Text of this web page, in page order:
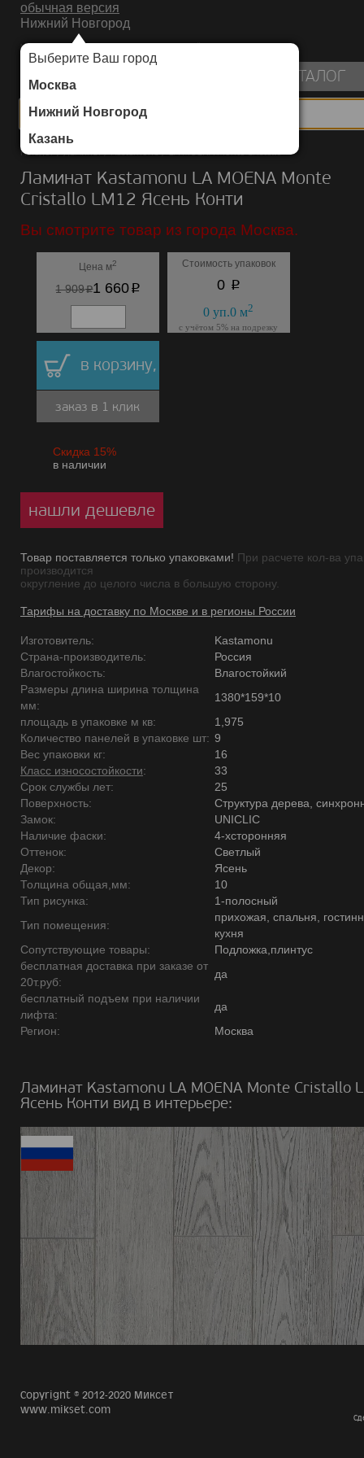
обычная версия
Нижний Новгород
Выберите Ваш город
Москва
Нижний Новгород
Казань
ИНТЕРНЕТ-МАГАЗИН НАПОЛЬНЫХ ПОКРЫТИЙ
КАТАЛОГ
Каталог/Ламинат/Kastamonu/LA MOENA Monte Cristallo
Ламинат Kastamonu LA MOENA Monte
Cristallo LM12 Ясень Конти
Вы смотрите товар из города Москва.
Цена м2
1 909p1 660p
Стоимость упаковок
0 p
0 уп.0 м2
с учётом 5% на подрезку
в корзину,
заказ в 1 клик
Скидка 15%
в наличии
нашли дешевле
Товар поставляется только упаковками! При расчете кол-ва
производится
округление до целого числа в большую сторону.
Тарифы на доставку по Москве и в регионы России
Изготовитель:
Kastamonu
Страна-производитель:
Россия
Влагостойкость:
Влагостойкий
Размеры длина ширина толщина
мм:
1380*159*10
площадь в упаковке м кв:
1,975
Количество панелей в упаковке шт: 9
Вес упаковки кг:
16
Класс износостойкости:
33
Срок службы лет:
25
Поверхность:
Структура дерева,
Замок:
UNICLIC
Наличие фаски:
4-хсторонняя
Оттенок:
Светлый
Декор:
Ясень
Толщина общая,мм:
10
Тип рисунка:
1-полосный
Тип помещения:
прихожая, спальня,
кухня
Сопутствующие товары:
Подложка,плинтус
бесплатная доставка при заказе от
20т.руб:
да
бесплатный подъем при наличии
лифта:
да
Регион:
Москва
Ламинат Kastamonu LA MOENA Monte Cristallo
Ясень Конти вид в интерьере:
Copyright © 2012-2020 Миксет
www.mikset.com